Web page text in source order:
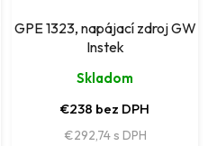
GPE 1323, napájací zdroj GW
Instek
Skladom
€238 bez DPH
€292,74